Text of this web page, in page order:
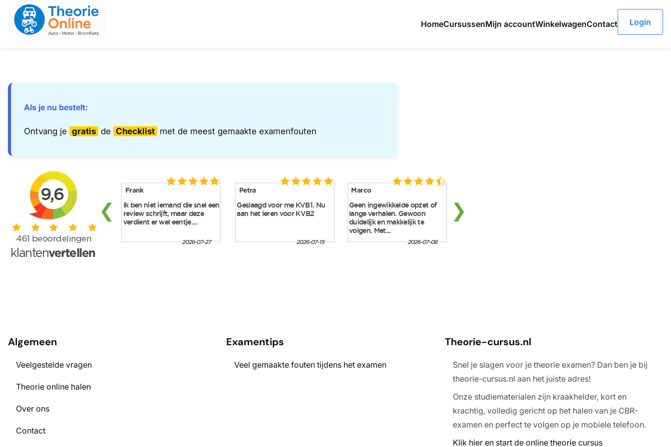
Ga naar de inhoud
HomeCursussenMijn accountWinkelwagenContact Login
Als je nu bestelt:
Ontvang je gratis de Checklist met de meest gemaakte examenfouten
Algemeen
Veelgestelde vragen
Theorie online halen
Over ons
Contact
Examentips
Veel gemaakte fouten tijdens het examen
Theorie-cursus.nl
Snel je slagen voor je theorie examen? Dan ben je bij
theorie-cursus.nl aan het juiste adres!
Onze studiematerialen zijn kraakhelder, kort en
krachtig, volledig gericht op het halen van je CBR-
examen en perfect te volgen op je mobiele telefoon.
Klik hier en start de online theorie cursus